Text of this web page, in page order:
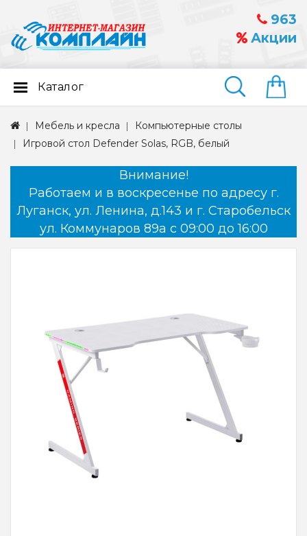
963
Акции
Найти
Каталог
Мебель и кресла
Компьютерные столы
Игровой стол Defender Solas, RGB, белый
Внимание!
Работаем и в воскресенье по адресу г.
Луганск, ул. Ленина, д.143 и г. Старобельск
ул. Коммунаров 89а с 09:00 до 16:00